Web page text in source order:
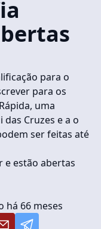
para o
para os
uma
Cruzes e a o
ser feitas até
e estão abertas
há 66 meses